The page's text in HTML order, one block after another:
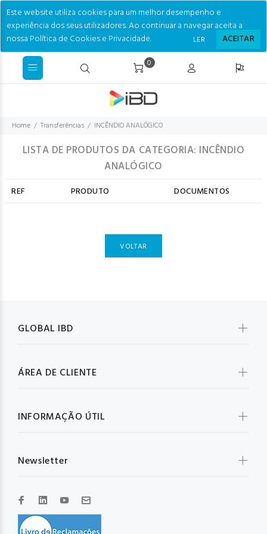
Este website utiliza cookies para um melhor desempenho e
experiência dos seus utilizadores. Ao continuar a navegar aceita a
nossa Política de Cookies e Privacidade.
LER ACEITAR
0
Home Transferências INCÊNDIO ANALÓGICO
LISTA DE PRODUTOS DA CATEGORIA: INCÊNDIO
ANALÓGICO
REF PRODUTO DOCUMENTOS
VOLTAR
GLOBAL IBD
ÁREA DE CLIENTE
INFORMAÇÃO ÚTIL
Newsletter